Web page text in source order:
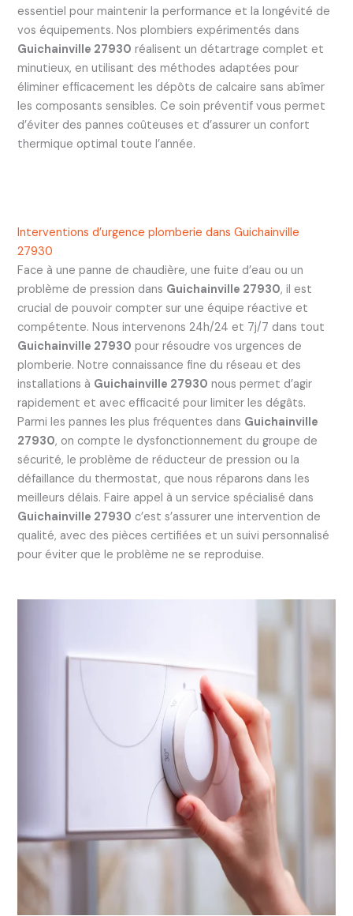
essentiel pour maintenir la performance et la longévité de
vos équipements. Nos plombiers expérimentés dans
Guichainville 27930 réalisent un détartrage complet et
minutieux, en utilisant des méthodes adaptées pour
éliminer efficacement les dépôts de calcaire sans abîmer
les composants sensibles. Ce soin préventif vous permet
d’éviter des pannes coûteuses et d’assurer un confort
thermique optimal toute l’année.
Interventions d’urgence plomberie dans Guichainville
27930
Face à une panne de chaudière, une fuite d’eau ou un
problème de pression dans Guichainville 27930, il est
crucial de pouvoir compter sur une équipe réactive et
compétente. Nous intervenons 24h/24 et 7j/7 dans tout
Guichainville 27930 pour résoudre vos urgences de
plomberie. Notre connaissance fine du réseau et des
installations à Guichainville 27930 nous permet d’agir
rapidement et avec efficacité pour limiter les dégâts.
Parmi les pannes les plus fréquentes dans Guichainville
27930, on compte le dysfonctionnement du groupe de
sécurité, le problème de réducteur de pression ou la
défaillance du thermostat, que nous réparons dans les
meilleurs délais. Faire appel à un service spécialisé dans
Guichainville 27930 c’est s’assurer une intervention de
qualité, avec des pièces certifiées et un suivi personnalisé
pour éviter que le problème ne se reproduise.